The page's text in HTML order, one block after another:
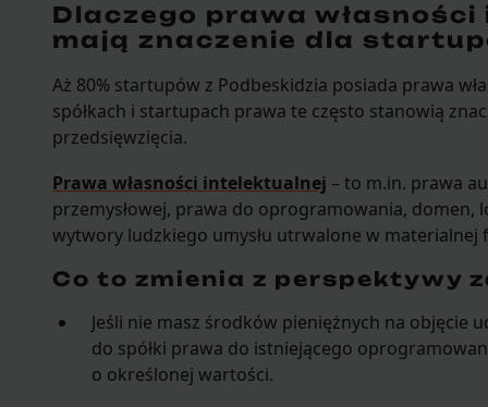
Dlaczego prawa
mają znaczenie dla
Aż 80% startupów z Podbeskidzia posiada prawa
spółkach i startupach prawa te często stanowią
przedsięwzięcia.
Prawa własności intelektualnej – to m.in. prawa
przemysłowej, prawa do oprogramowania, domen,
wytwory ludzkiego umysłu utrwalone w materialnej
Co to zmienia z perspektywy
Jeśli nie masz środków pieniężnych na objęcie
do spółki prawa do istniejącego
o określonej wartości.